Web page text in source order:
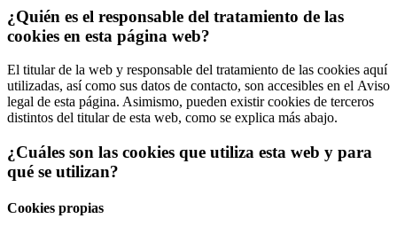
¿Quién es el responsable del tratamiento de las
cookies en esta página web?
El titular de la web y responsable del tratamiento de las cookies aquí
utilizadas, así como sus datos de contacto, son accesibles en el Aviso
legal de esta página. Asimismo, pueden existir cookies de terceros
distintos del titular de esta web, como se explica más abajo.
¿Cuáles son las cookies que utiliza esta web y para
qué se utilizan?
Cookies propias